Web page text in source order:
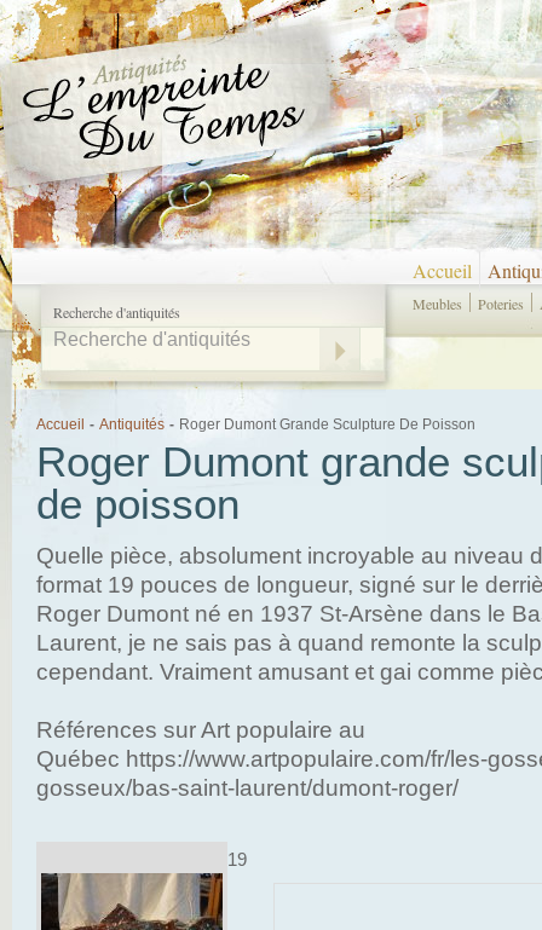
Recherche d'antiquités
Accueil
Meubles Poteries
Accueil - Antiquités - Roger Dumont Grande Sculpture De Poisson
Roger Dumont grande
de poisson
Quelle pièce, absolument incroyable au niveau
format 19 pouces de longueur, signé sur le
Roger Dumont né en 1937 St-Arsène dans le
Laurent, je ne sais pas à quand remonte la
cependant. Vraiment amusant et gai comme
Références sur Art populaire au
Québec https://www.artpopulaire.com/fr/les-
gosseux/bas-saint-laurent/dumont-roger/
19